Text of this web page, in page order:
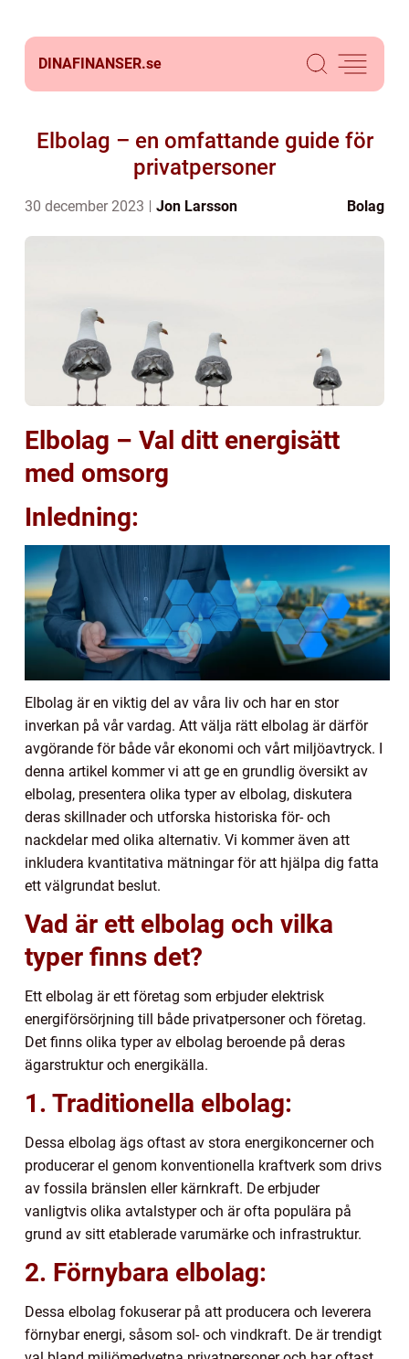
DINAFINANSER.se
Elbolag – en omfattande guide för
privatpersoner
30 december 2023 Jon Larsson Bolag
Elbolag – Val ditt energisätt
med omsorg
Inledning:
Elbolag är en viktig del av våra liv och har en stor
inverkan på vår vardag. Att välja rätt elbolag är därför
avgörande för både vår ekonomi och vårt miljöavtryck. I
denna artikel kommer vi att ge en grundlig översikt av
elbolag, presentera olika typer av elbolag, diskutera
deras skillnader och utforska historiska för- och
nackdelar med olika alternativ. Vi kommer även att
inkludera kvantitativa mätningar för att hjälpa dig fatta
ett välgrundat beslut.
Vad är ett elbolag och vilka
typer finns det?
Ett elbolag är ett företag som erbjuder elektrisk
energiförsörjning till både privatpersoner och företag.
Det finns olika typer av elbolag beroende på deras
ägarstruktur och energikälla.
1. Traditionella elbolag:
Dessa elbolag ägs oftast av stora energikoncerner och
producerar el genom konventionella kraftverk som drivs
av fossila bränslen eller kärnkraft. De erbjuder
vanligtvis olika avtalstyper och är ofta populära på
grund av sitt etablerade varumärke och infrastruktur.
2. Förnybara elbolag:
Dessa elbolag fokuserar på att producera och leverera
förnybar energi, såsom sol- och vindkraft. De är trendigt